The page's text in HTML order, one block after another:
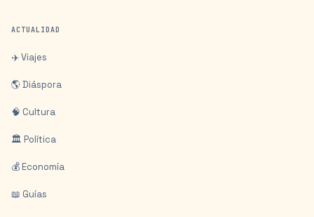
ACTUALIDAD
✈️ Viajes
🌎 Diáspora
🧠 Cultura
🏛️ Política
💰 Economía
📖 Guías